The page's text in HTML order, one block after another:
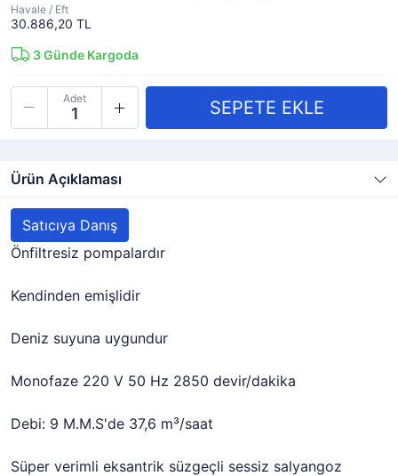
Havale / Eft
30.886,20 TL
3Günde Kargoda
Adet
Ürün Açıklaması
Satıcıya Danış
Önfiltresiz pompalardır
Kendinden emişlidir
Deniz suyuna uygundur
Monofaze 220 V 50 Hz 2850 devir/dakika
Debi: 9 M.M.S'de 37,6 m³/saat
Süper verimli eksantrik süzgeçli sessiz salyangoz